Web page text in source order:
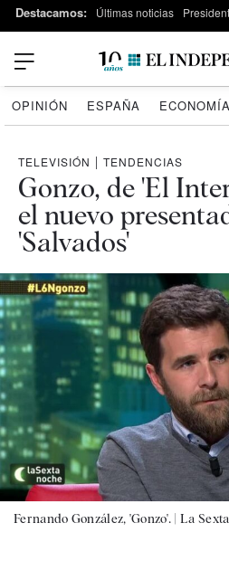
Destacamos: Últimas noticias
OPINIÓN ESPAÑA ECONOMÍA
TELEVISIÓN | TENDENCIAS
Gonzo, de 'El
el nuevo
'Salvados'
Fernando González, 'Gonzo'. |La Sexta